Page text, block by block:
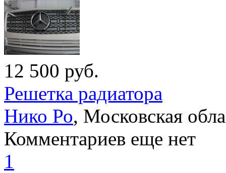
12 500 руб.
Решетка радиатора
Нико Ро, Московская
Комментариев еще нет
1